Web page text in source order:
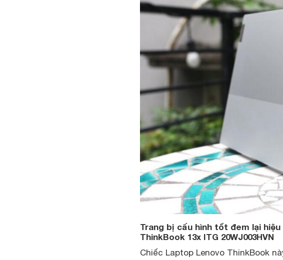
Trang bị cấu hình tốt đem lại
ThinkBook 13x ITG 20WJ003HVN
Chiếc Laptop Lenovo ThinkBook